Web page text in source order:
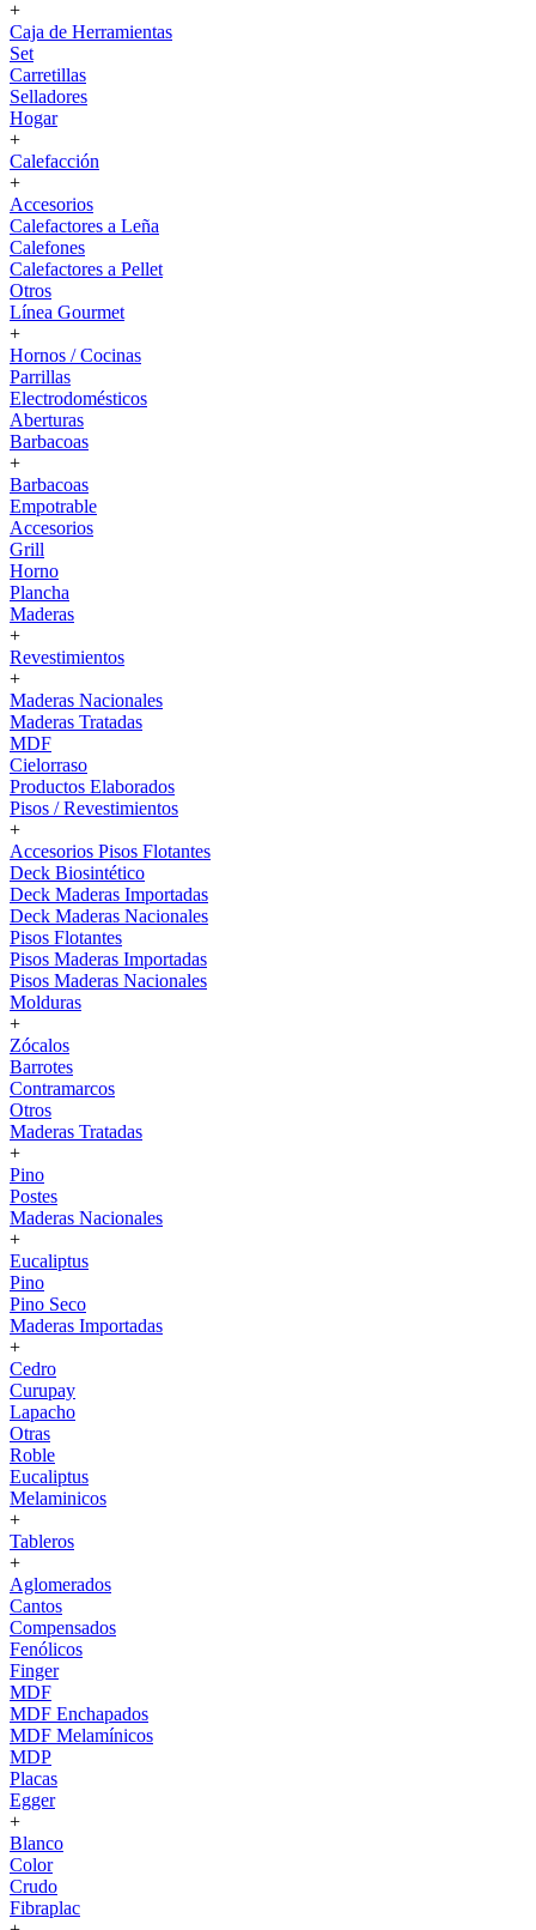
+
Caja de Herramientas
Set
Carretillas
Selladores
Hogar
+
Calefacción
+
Accesorios
Calefactores a Leña
Calefones
Calefactores a Pellet
Otros
Línea Gourmet
+
Hornos / Cocinas
Parrillas
Electrodomésticos
Aberturas
Barbacoas
+
Barbacoas
Empotrable
Accesorios
Grill
Horno
Plancha
Maderas
+
Revestimientos
+
Maderas Nacionales
Maderas Tratadas
MDF
Cielorraso
Productos Elaborados
Pisos / Revestimientos
+
Accesorios Pisos Flotantes
Deck Biosintético
Deck Maderas Importadas
Deck Maderas Nacionales
Pisos Flotantes
Pisos Maderas Importadas
Pisos Maderas Nacionales
Molduras
+
Zócalos
Barrotes
Contramarcos
Otros
Maderas Tratadas
+
Pino
Postes
Maderas Nacionales
+
Eucaliptus
Pino
Pino Seco
Maderas Importadas
+
Cedro
Curupay
Lapacho
Otras
Roble
Eucaliptus
Melaminicos
+
Tableros
+
Aglomerados
Cantos
Compensados
Fenólicos
Finger
MDF
MDF Enchapados
MDF Melamínicos
MDP
Placas
Egger
+
Blanco
Color
Crudo
Fibraplac